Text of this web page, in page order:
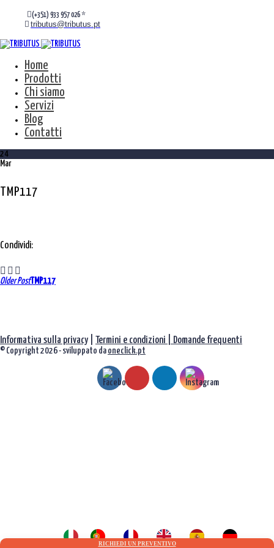
(+351) 933 957 026 *
tributus@tributus.pt
Home
Prodotti
Chi siamo
Servizi
Blog
Contatti
24
Mar
TMP117
Condividi:
Navigazione
articoli
Older PostTMP117
Informativa sulla privacy Termini e condizioni | Domande frequenti
© Copyright 2026 - sviluppato da oneclick.pt
RICHIEDI UN PREVENTIVO